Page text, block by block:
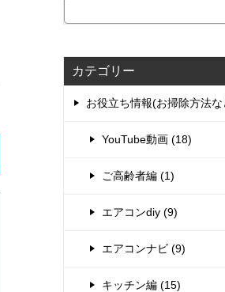
カテゴリー
お役立ち情報(お掃除方法
YouTube動画 (18)
ご高齢者編 (1)
エアコンdiy (9)
エアコンナビ (9)
キッチン編 (15)